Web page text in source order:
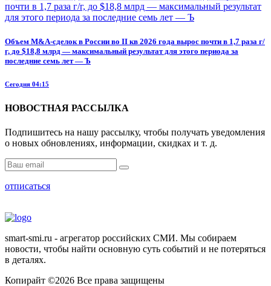
Объем M&A-сделок в России во II кв 2026 года вырос почти в 1,7 раза г/
г, до $18,8 млрд — максимальный результат для этого периода за
последние семь лет — Ъ
Сегодня 04:15
НОВОСТНАЯ РАССЫЛКА
Подпишитесь на нашу рассылку, чтобы получать уведомления
о новых обновлениях, информации, скидках и т. д.
отписаться
smart-smi.ru - агрегатор российских СМИ. Мы собираем
новости, чтобы найти основную суть событий и не потеряться
в деталях.
Копирайт ©2026 Все права защищены